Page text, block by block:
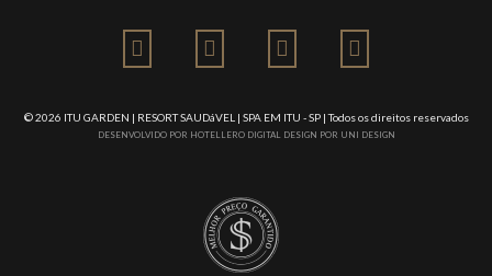
© 2026 ITU GARDEN | RESORT SAUDáVEL | SPA EM ITU - SP| Todos os direitos reservados
DESENVOLVIDO POR HOTELLERO DIGITAL DESIGN POR UNI DESIGN